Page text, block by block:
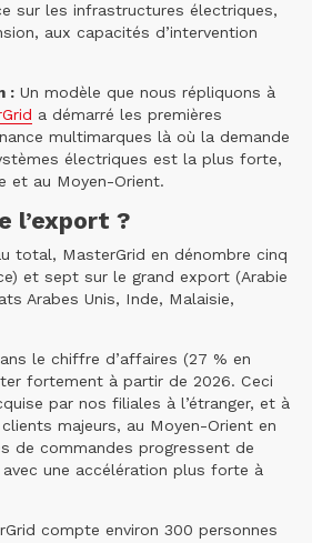
sur les infrastructures électriques,
aux capacités d’intervention
: Un modèle que nous répliquons à
a démarré les premières
multimarques là où la demande
électriques est la plus forte,
et au Moyen-Orient.
l’export ?
total, MasterGrid en dénombre cinq
et sept sur le grand export (Arabie
Arabes Unis, Inde, Malaisie,
le chiffre d’affaires (27 % en
fortement à partir de 2026. Ceci
par nos filiales à l’étranger, et à
majeurs, au Moyen-Orient en
de commandes progressent de
une accélération plus forte à
compte environ 300 personnes